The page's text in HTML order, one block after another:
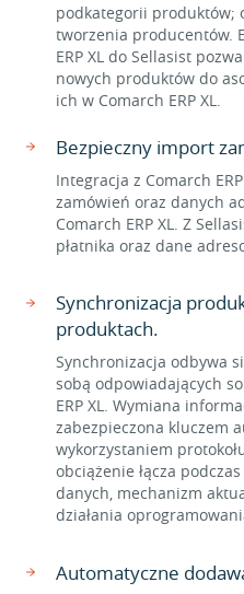
podkategorii produktów;
tworzenia producentów.
ERP XL do Sellasist
nowych produktów do
ich w Comarch ERP XL.
Bezpieczny import
Integracja z Comarch
zamówień oraz danych
Comarch ERP XL. Z
płatnika oraz dane
Synchronizacja
produktach.
Synchronizacja odbywa
sobą odpowiadających
ERP XL. Wymiana
zabezpieczona kluczem
wykorzystaniem
obciążenie łącza
danych, mechanizm
działania
Automatyczne